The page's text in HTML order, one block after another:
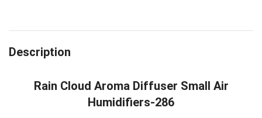
Description
Rain Cloud Aroma Diffuser Small Air
Humidifiers-286